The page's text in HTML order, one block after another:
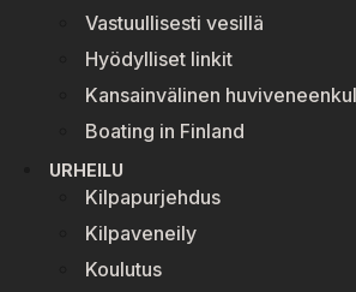
Vastuullisesti vesillä
Hyödylliset linkit
Kansainvälinen
Boating in Finland
URHEILU
Kilpapurjehdus
Kilpaveneily
Koulutus